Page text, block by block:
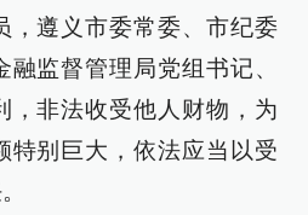
，遵义市委常委、市纪委
监督管理局党组书记、
，非法收受他人财物，为
特别巨大，依法应当以受